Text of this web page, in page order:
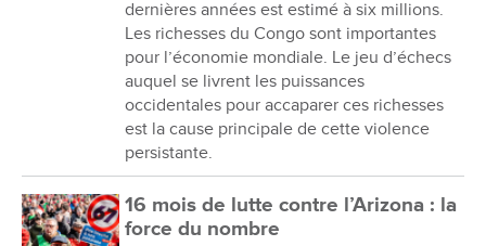
dernières années est estimé à six millions.
Les richesses du Congo sont importantes
pour l’économie mondiale. Le jeu d’échecs
auquel se livrent les puissances
occidentales pour accaparer ces richesses
est la cause principale de cette violence
persistante.
16 mois de lutte contre l’Arizona : la
force du nombre